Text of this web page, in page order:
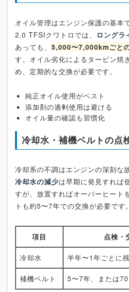
オイル管理はエンジン保護の基本
2.0 TFSIクワトロでは、 ロングラ
あっても、 5,000〜7,000kmごと
す。オイル劣化によるタービン焼
め、定期的な交換が必要です。
純正オイル使用がベスト
添加剤の過剰使用は避ける
オイル量の確認も習慣化
冷却水・補機ベルトの点
冷却系の不調はエンジンの深刻な
冷却水の減少は早期に発見すれば
すが、放置すればオーバーヒート
トも約5〜7年での交換が必要です。
項目 点検・
冷却水 半年〜1年ごとに
補機ベルト 5〜7年、または